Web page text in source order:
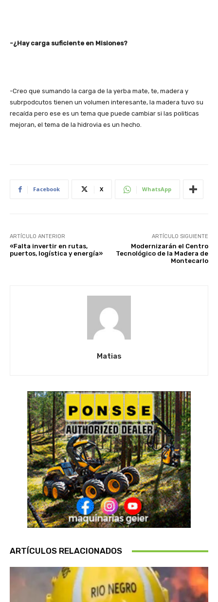
-¿Hay carga suficiente en Misiones?
-Creo que sumando la carga de la yerba mate, te, madera y
subrpodcutos tienen un volumen interesante, la madera tuvo su
recaída pero ese es un tema que puede cambiar si las politicas
mejoran, el tema de la hidrovia es un hecho.
Facebook X WhatsApp
ARTÍCULO ANTERIOR
«Falta invertir en rutas,
puertos, logística y energía»
ARTÍCULO SIGUIENTE
Modernizarán el Centro
Tecnológico de la Madera de
Montecarlo
Matias
ARTÍCULOS RELACIONADOS